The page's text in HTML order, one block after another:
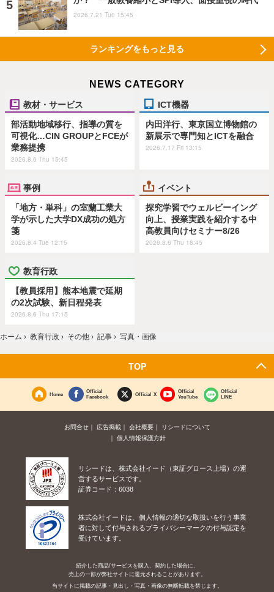
2026.7.21 Tue 15:45
ランキングをもっと見る
NEWS CATEGORY
教材・サービス
部活動地域移行、指導の質を
可視化…CIN GROUPとFCEが
業務提携
2026.8.6 Thu 15:45
ICT機器
内田洋行、東京国立博物館の
新展示で専門知とICTを融合
2026.7.17 Fri 13:15
事例
「地方・単科」の室蘭工業大
学が示した大学DX成功の処方
箋
2026.8.4 Tue 12:15
イベント
探究学習でウェルビーイング
向上、授業実践を紹介する中
高教員向けセミナー8/26
2026.8.6 Thu 18:45
教育行政
【教員採用】熊本地震で延期
の2次試験、新日程発表
2026.8.6 Thu 17:15
ホーム › 教育行政 › その他 › 記事 › 写真・画像
TOP
Home
Official
Facebook
Official X
Official
YouTube
Official
LINE
お問合せ 広告掲載 会社概要
リシードについて
個人情報保護方針
リシードは、株式会社イード（東証グロース上場）の運
営するサービスです。
証券コード：6038
株式会社イードは、個人情報の適切な取扱いを行う事業
者に対して付与されるプライバシーマークの付与認定を
受けています。
紹介した商品/サービスを購入、契約した場合に、
売上の一部が弊社サイトに還元されることがあります。
当サイトに掲載の記事・見出し・写真・画像の無断転載を禁じます。